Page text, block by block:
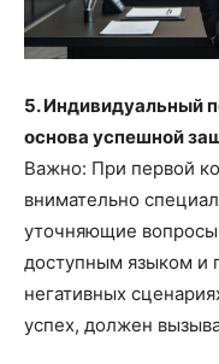
5. Индивидуальный
основа успешной
Важно: При первой
внимательно
уточняющие
доступным языком и
негативных
успех, должен